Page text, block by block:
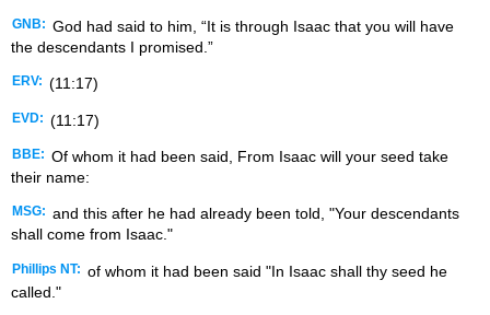
GNB: God had said to him, “It is through Isaac that you will have
the descendants I promised.”
ERV: (11:17)
EVD: (11:17)
BBE: Of whom it had been said, From Isaac will your seed take
their name:
MSG: and this after he had already been told, "Your descendants
shall come from Isaac."
Phillips NT: of whom it had been said "In Isaac shall thy seed he
called."